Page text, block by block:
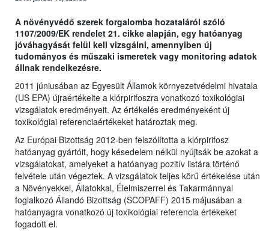
A növényvédő szerek forgalomba hozataláról szóló
1107/2009/EK rendelet 21. cikke alapján, egy hatóanyag
jóváhagyását felül kell vizsgálni, amennyiben új
tudományos és műszaki ismeretek vagy monitoring adatok
állnak rendelkezésre.
2011 júniusában az Egyesült Államok környezetvédelmi hivatala
(US EPA) újraértékelte a klórpirifoszra vonatkozó toxikológiai
vizsgálatok eredményeit. Az értékelés eredményeként új
toxikológiai referenciaértékeket határoztak meg.
Az Európai Bizottság 2012-ben felszólította a klórpirifosz
hatóanyag gyártóit, hogy késedelem nélkül nyújtsák be azokat a
vizsgálatokat, amelyeket a hatóanyag pozitív listára történő
felvétele után végeztek. A vizsgálatok teljes körű értékelése után
a Növényekkel, Állatokkal, Élelmiszerrel és Takarmánnyal
foglalkozó Állandó Bizottság (SCOPAFF) 2015 májusában a
hatóanyagra vonatkozó új toxikológiai referencia értékeket
fogadott el.